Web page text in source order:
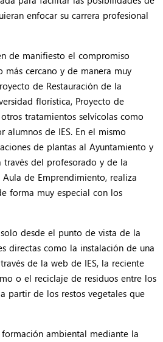
enfocar su carrera profesional
de manifiesto el compromiso
más cercano y de manera muy
de Restauración de la
florística, Proyecto de
tratamientos selvícolas como
alumnos de IES. En el mismo
de plantas al Ayuntamiento y
través del profesorado y de la
de Emprendimiento, realiza
forma muy especial con los
desde el punto de vista de la
directas como la instalación de una
de la web de IES, la reciente
o el reciclaje de residuos entre los
partir de los restos vegetales que
formación ambiental mediante la